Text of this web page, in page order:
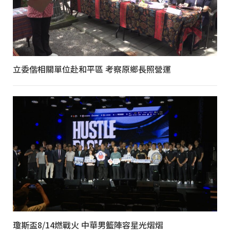
立委偕相關單位赴和平區 考察原鄉長照營運
瓊斯盃8/14燃戰火 中華男籃陣容星光熠熠